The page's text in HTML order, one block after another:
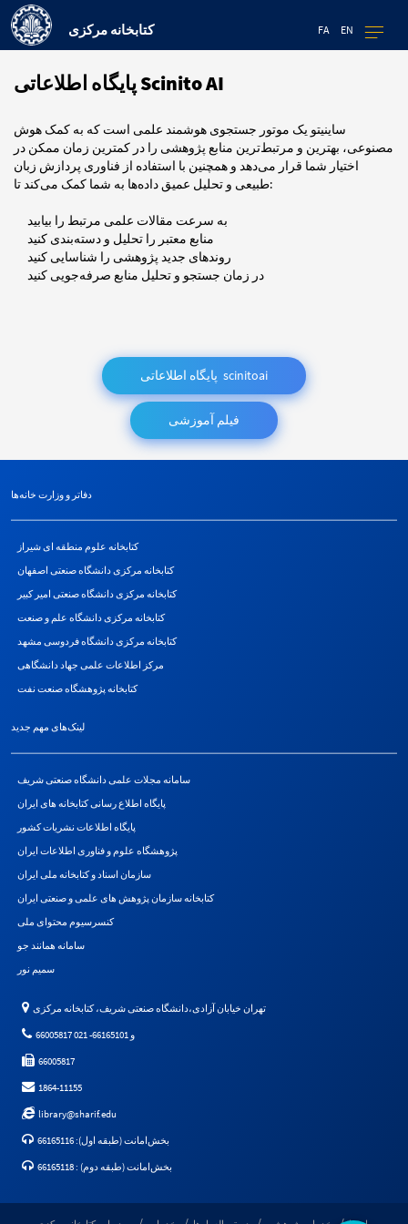
FA EN کتابخانه مرکزی
پایگاه اطلاعاتی Scinito AI
ساینیتو یک موتور جستجوی هوشمند علمی است که به کمک هوش
مصنوعی، بهترین و مرتبط‌ترین منابع پژوهشی را در کمترین زمان ممکن در
اختیار شما قرار می‌دهد و همچنین با استفاده از فناوری پردازش زبان
طبیعی و تحلیل عمیق داده‌ها به شما کمک می‌کند تا:
به سرعت مقالات علمی مرتبط را بیابید
منابع معتبر را تحلیل و دسته‌بندی کنید
روندهای جدید پژوهشی را شناسایی کنید
در زمان جستجو و تحلیل منابع صرفه‌جویی کنید
پايگاه اطلاعاتی scinitoai
فیلم آموزشی
دفاتر و وزارت خانه‌ها
کتابخانه علوم منطقه ای شیراز
کتابخانه مرکزی دانشگاه صنعتی اصفهان
کتابخانه مرکزی دانشگاه صنعتی امیر کبیر
کتابخانه مرکزی دانشگاه علم و صنعت
کتابخانه مرکزی دانشگاه فردوسی مشهد
مرکز اطلاعات علمی جهاد دانشگاهی
كتابخانه پژوهشگاه صنعت نفت
لینک‌های مهم جدید
سامانه مجلات علمی دانشگاه صنعتی شریف
پایگاه اطلاع رسانی کتابخانه های ایران
پایگاه اطلاعات نشریات کشور
پژوهشگاه علوم و فناوری اطلاعات ایران
سازمان اسناد و کتابخانه ملی ایران
کتابخانه سازمان پژوهش های علمی و صنعتی ایران
کنسرسیوم محتوای ملی
سامانه همانند جو
سمیم نور
تهران خیابان آزادی،دانشگاه صنعتی شریف، کتابخانه مرکزی
66005817 و 66165101- 021
66005817
1864-11155
library@sharif.edu
بخش‌امانت (طبقه اول): 66165116
بخش‌امانت (طبقه دوم) : 66165118